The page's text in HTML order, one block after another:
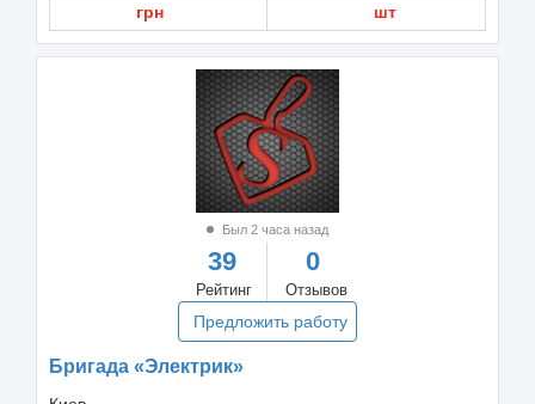
грн шт
Был 2 часа назад
39
Рейтинг
0
Отзывов
Предложить работу
Бригада «Электрик»